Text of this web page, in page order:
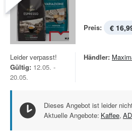
Preis: €
Leider verpasst!
Gültig: 12.05. -
20.05.
Händler:
Dieses Angebot ist leider
Aktuelle Angebote: Kaffee,